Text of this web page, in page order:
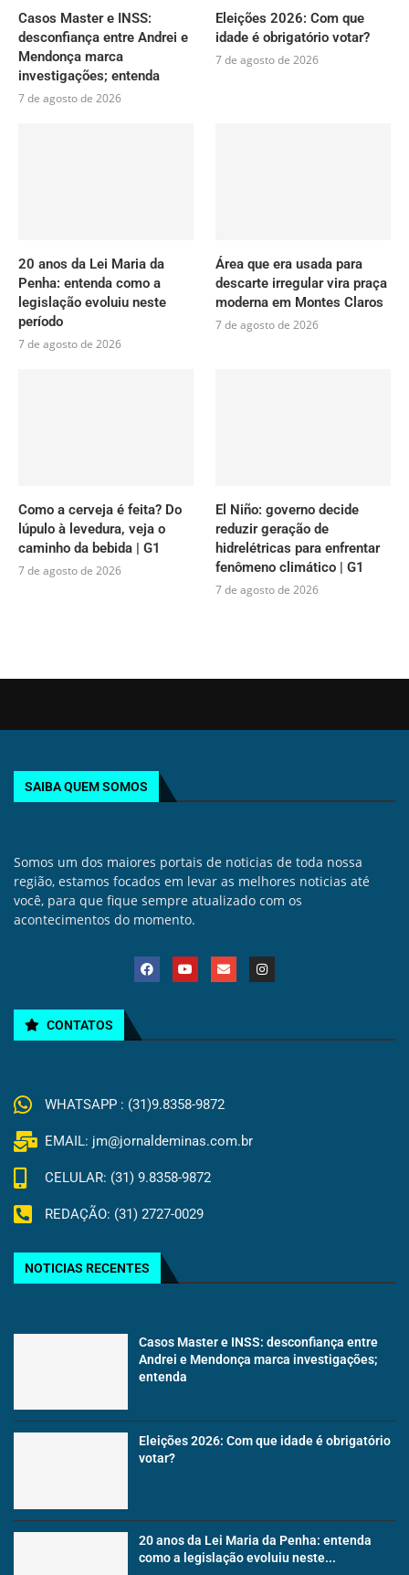
Casos Master e INSS:
desconfiança entre Andrei e
Mendonça marca
investigações; entenda
7 de agosto de 2026
Eleições 2026: Com que
idade é obrigatório votar?
7 de agosto de 2026
20 anos da Lei Maria da
Penha: entenda como a
legislação evoluiu neste
período
7 de agosto de 2026
Área que era usada para
descarte irregular vira praça
moderna em Montes Claros
7 de agosto de 2026
Como a cerveja é feita? Do
lúpulo à levedura, veja o
caminho da bebida | G1
7 de agosto de 2026
El Niño: governo decide
reduzir geração de
hidrelétricas para enfrentar
fenômeno climático | G1
7 de agosto de 2026
SAIBA QUEM SOMOS
Somos um dos maiores portais de noticias de toda nossa
região, estamos focados em levar as melhores noticias até
você, para que fique sempre atualizado com os
acontecimentos do momento.
CONTATOS
WHATSAPP : (31)9.8358-9872
EMAIL: jm@jornaldeminas.com.br
CELULAR: (31) 9.8358-9872
REDAÇÃO: (31) 2727-0029
NOTICIAS RECENTES
Casos Master e INSS: desconfiança entre
Andrei e Mendonça marca investigações;
entenda
Eleições 2026: Com que idade é obrigatório
votar?
20 anos da Lei Maria da Penha: entenda
como a legislação evoluiu neste...